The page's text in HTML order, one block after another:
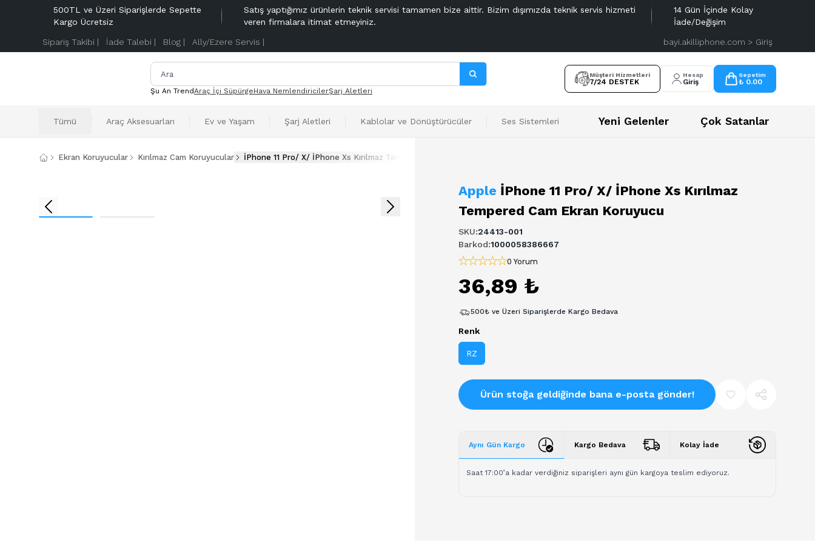
500TL ve Üzeri Siparişlerde Sepette
Kargo Ücretsiz
Satış yaptığımız ürünlerin teknik servisi tamamen bize aittir. Bizim dışımızda teknik servis hizmeti
veren firmalara itimat etmeyiniz.
14 Gün İçinde Kolay
İade/Değişim
Sipariş Takibi | İade Talebi | Blog | Ally/Ezere Servis | bayi.akilliphone.com > Giriş
Şu An TrendAraç İçi SüpürgeHava NemlendiricilerŞarj Aletleri
Müşteri Hizmetleri
7/24 DESTEK
Hesap
Giriş
Sepetim
₺ 0.00
Tümü Araç Aksesuarları Ev ve Yaşam Şarj Aletleri Kablolar ve Dönüştürücüler Ses Sistemleri Yeni Gelenler Çok Satanlar
Ekran Koruyucular Kırılmaz Cam Koruyucular
Apple İPhone 11 Pro/ X/ İPhone Xs Kırılmaz
Tempered Cam Ekran Koruyucu
SKU:24413-001
Barkod:1000058386667
0 Yorum
36,89 ₺
500₺ ve Üzeri Siparişlerde Kargo Bedava
Renk
RZ
Ürün stoğa geldiğinde bana e-posta gönder!
Aynı Gün Kargo Kargo Bedava Kolay İade
Saat 17:00’a kadar verdiğiniz siparişleri aynı gün kargoya teslim ediyoruz.